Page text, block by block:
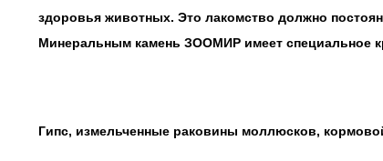
здоровья животных. Это лакомство должно
Минеральным камень ЗООМИР имеет специальное
Гипс, измельченные раковины моллюсков,